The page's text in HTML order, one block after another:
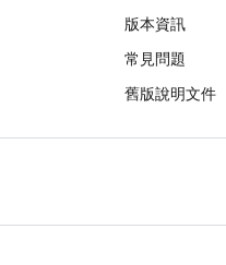
版本資訊
常見問題
舊版說明文件